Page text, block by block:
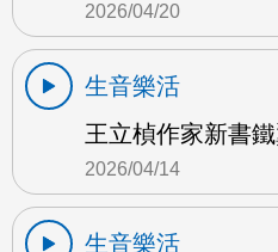
2026/04/20
生音樂活
王立楨作家新書
2026/04/14
生音樂活